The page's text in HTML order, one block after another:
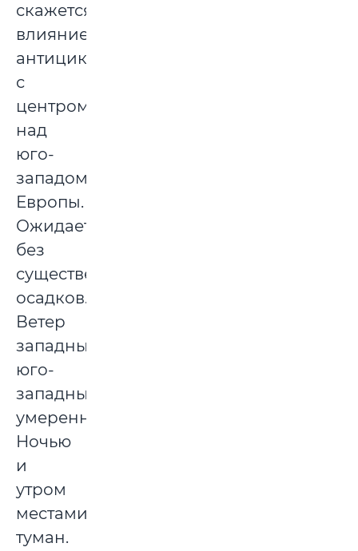
скажется
влияние
антициклона
с
центром
над
юго-
западом
Европы.
Ожидается
без
существенных
осадков.
Ветер
западный,
юго-
западный,
умеренный.
Ночью
и
утром
местами
туман.